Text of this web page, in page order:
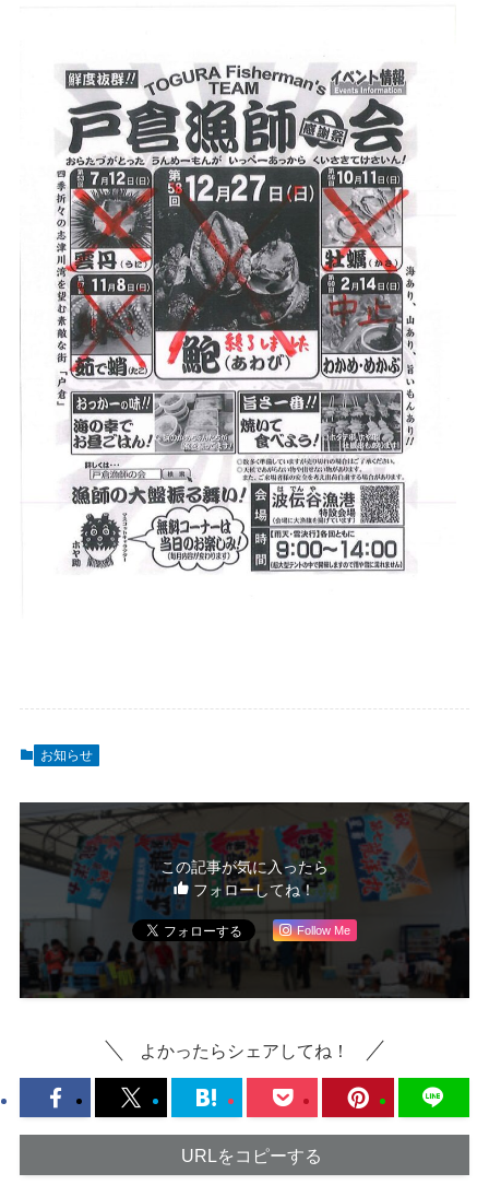
お知らせ
この記事が気に入ったら
フォローしてね！
Follow Me
よかったらシェアしてね！
URLをコピーする